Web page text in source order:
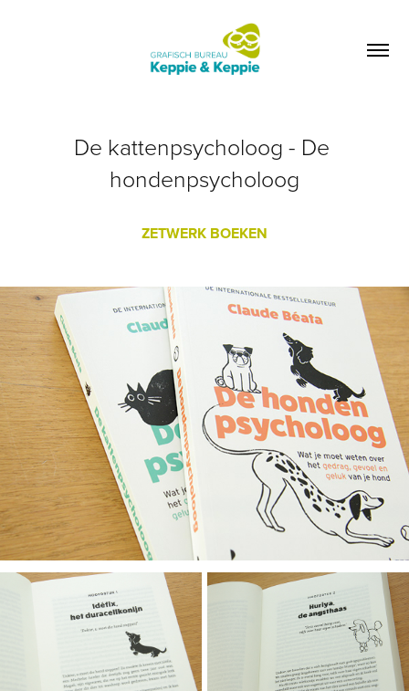
De kattenpsycholoog - De
hondenpsycholoog
ZETWERK BOEKEN